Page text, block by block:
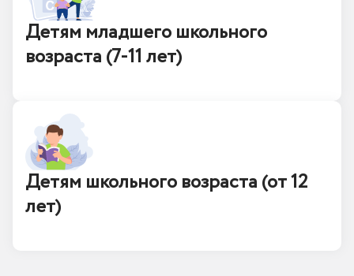
Детям младшего школьного
возраста (7-11 лет)
Детям школьного возраста (от 12
лет)